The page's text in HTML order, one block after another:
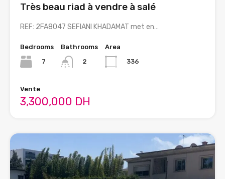
Très beau riad à vendre à salé
REF: 2FA8047 SEFIANI KHADAMAT met en…
Bedrooms
7
Bathrooms
2
Area
336
Vente
3,300,000 DH